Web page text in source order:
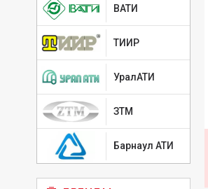
ВАТИ
ТИИР
УралАТИ
ЗТМ
Барнаул АТИ